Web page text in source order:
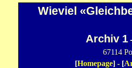
Wieviel
Archiv 1
67114
[Homepage] - [